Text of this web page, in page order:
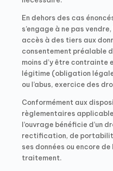
En dehors des cas
s’engage à ne pas
accès à des tiers aux
consentement préalable
moins d’y être contrainte
légitime (obligation
ou l’abus, exercice des
Conformément aux
règlementaires
l’ouvrage bénéficie d’un
rectification, de
ses données ou encore
traitement.